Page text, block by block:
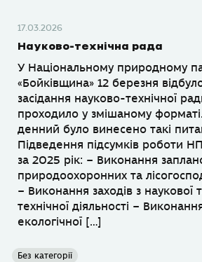
17.03.2026
Науково-технічна рада
У Національному природному
«Бойківщина» 12 березня
засідання науково-технічної
проходило у змішаному
денний було винесено такі
Підведення підсумків роботи
за 2025 рік: – Виконання
природоохоронних та
– Виконання заходів з наукової
технічної діяльності –
екологічної […]
Без категорії